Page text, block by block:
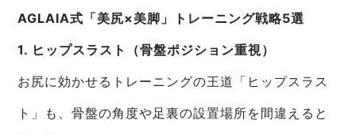
AGLAIA式「美尻×美脚」トレーニング戦略5選
1. ヒップスラスト（骨盤ポジション重視）
お尻に効かせるトレーニングの王道「ヒップスラス
ト」も、骨盤の角度や足裏の設置場所を間違えると